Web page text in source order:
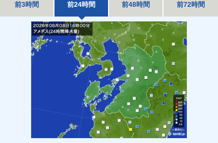
前3時間 前24時間 前48時間 前72時間